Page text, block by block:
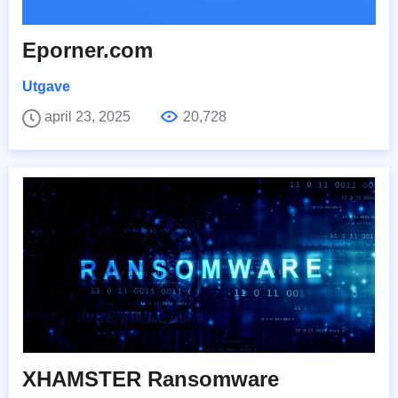
Eporner.com
Utgave
april 23, 2025
20,728
XHAMSTER Ransomware